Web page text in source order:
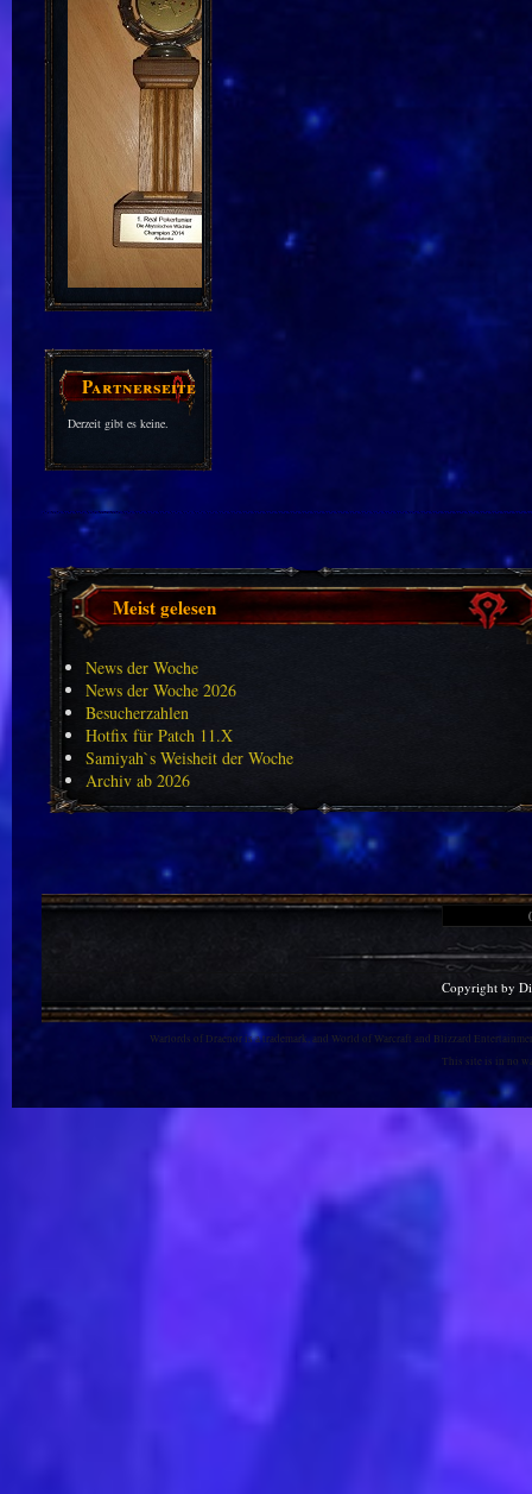
Partnerseiten
Derzeit gibt es keine.
Meist gelesen
News der Woche
News der Woche 2026
Besucherzahlen
Hotfix für Patch 11.X
Samiyah`s Weisheit der Woche
Archiv ab 2026
Copyright by
Warlords of Draenor is a trademark, and World of Warcraft and Blizzard
This site is in no